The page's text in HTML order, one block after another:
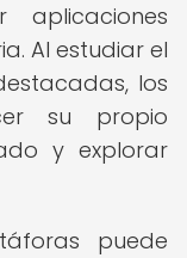
Al estudiar el
los
su propio
y explorar
puede